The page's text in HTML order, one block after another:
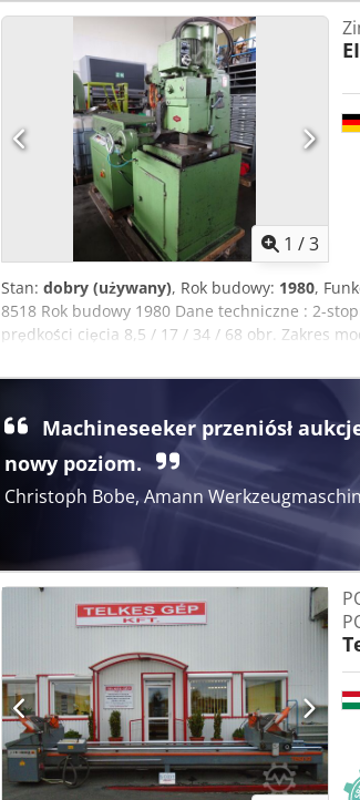
1 /3
Stan: dobry (używany), Rok budowy: 1980,
8518 Rok budowy 1980 Dane techniczne : 2-
prędkości cięcia 8,5 / 17 / 34 / 68 obr. Zakres
pojedynczy skok 5 - 600 mm Długość posuwu,
Machineseeker przeniósł
nowy poziom.
Christoph Bobe, Amann